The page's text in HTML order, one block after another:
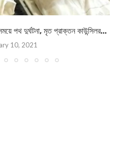
পথ দুর্ঘটনা, মৃত প্রাক্তন কাউন্সিলর...
10, 2021